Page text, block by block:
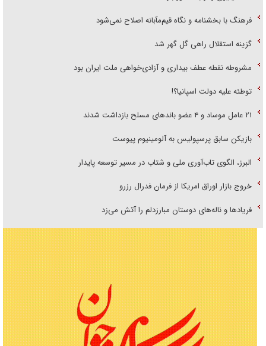
فرهنگ با بخشنامه و نگاه قیم‌مآبانه اصلاح نمی‌شود
گزینه استقلال راهی گل گهر شد
مشروطه نقطه عطف بیداری و آزادی‌خواهی ملت ایران بود
توطئه علیه دولت اسپانیا؟!
۲۱ عامل موساد و ۴ عضو باند‌های مسلح بازداشت شدند
بازیکن سابق پرسپولیس به آلومینیوم پیوست
البرز، الگوی تاب‌آوری ملی و شتاب در مسیر توسعه پایدار
خروج بازار اوراق امریکا از فرمان فدرال رزرو
فریاد‌ها و ناله‌های دوستان مبارزدلم را آتش می‌زد